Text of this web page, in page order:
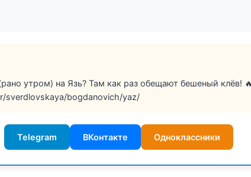
утром) на Язь? Там как раз обещают бешеный клёв!
sverdlovskaya/bogdanovich/yaz/
Telegram ВКонтакте Одноклассники